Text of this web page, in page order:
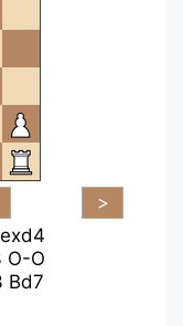
exd4
O-O
Bd7